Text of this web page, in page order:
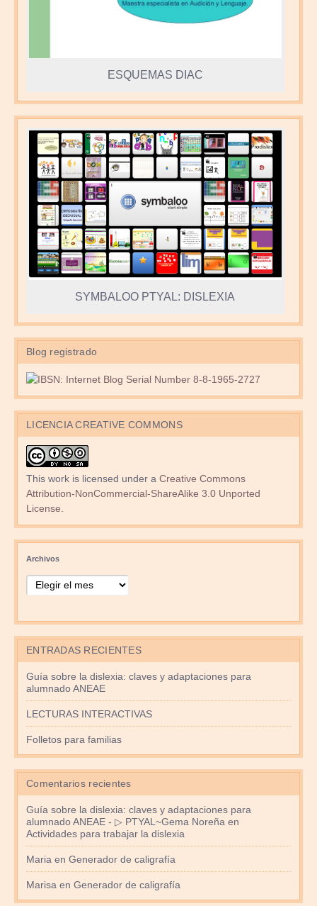
ESQUEMAS DIAC
SYMBALOO PTYAL: DISLEXIA
Blog registrado
LICENCIA CREATIVE COMMONS
This work is licensed under a Creative Commons
Attribution-NonCommercial-ShareAlike 3.0 Unported
License
Archivos
ENTRADAS RECIENTES
Guía sobre la dislexia: claves y adaptaciones para
alumnado ANEAE
LECTURAS INTERACTIVAS
Folletos para familias
Comentarios recientes
Guía sobre la dislexia: claves y adaptaciones para
alumnado ANEAE - ▷ PTYAL~Gema Noreña en
Actividades para trabajar la dislexia
Maria en Generador de caligrafía
Marisa en Generador de caligrafía